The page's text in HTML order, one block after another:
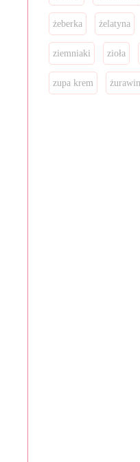
żeberka żelatyna
ziemniaki zioła
zupa krem